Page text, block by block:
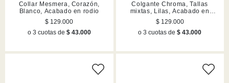
Collar Mesmera, Corazón,
Blanco, Acabado en rodio
$ 129.000
o 3 cuotas de $ 43.000
Colgante Chroma, Tallas
mixtas, Lilas, Acabado en
rodio
$ 129.000
o 3 cuotas de$ 43.000